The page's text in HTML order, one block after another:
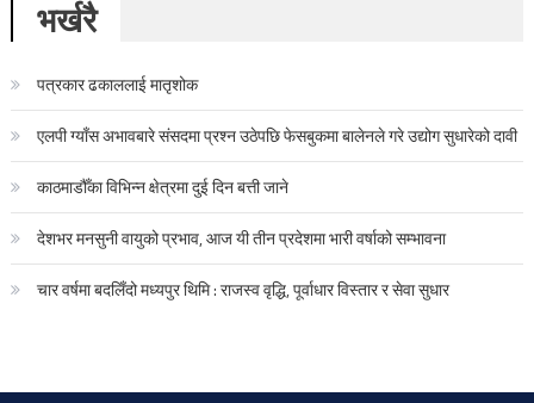
भर्खरै
पत्रकार ढकाललाई मातृशोक
एलपी ग्याँस अभावबारे संसदमा प्रश्न उठेपछि फेसबुकमा बालेनले गरे उद्योग सुधारेको दावी
काठमाडौँका विभिन्न क्षेत्रमा दुई दिन बत्ती जाने
देशभर मनसुनी वायुको प्रभाव, आज यी तीन प्रदेशमा भारी वर्षाको सम्भावना
चार वर्षमा बदलिँदो मध्यपुर थिमि : राजस्व वृद्धि, पूर्वाधार विस्तार र सेवा सुधार